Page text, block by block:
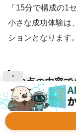
×
「15分で構成の1
小さな成功体験は
ションとなります。
80点の内容で
公開時の完成度を
リライトで補完す